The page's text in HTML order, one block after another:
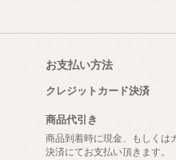
お支払い方法
クレジットカード決済
商品代引き
商品到着時に現金、もしくは
決済にてお支払い頂きます。